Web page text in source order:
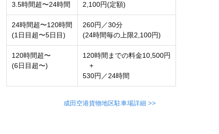
3.5時間超〜24時間 2,100円(定額)
24時間超〜120時間
(1日目超〜5日目)
260円／30分
(24時間毎の上限2,100円)
120時間超〜
(6日目超〜)
120時間までの料金10,500円
+
530円／24時間
成田空港貨物地区駐車場詳細 >>